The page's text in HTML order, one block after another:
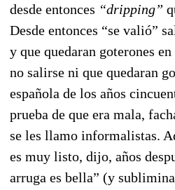
desde entonces “dripping”
Desde entonces “se valió”
y que quedaran goterones
no salirse ni que quedaran
española de los años
prueba de que era mala,
se les llamo informalistas.
es muy listo, dijo, años
arruga es bella” (y